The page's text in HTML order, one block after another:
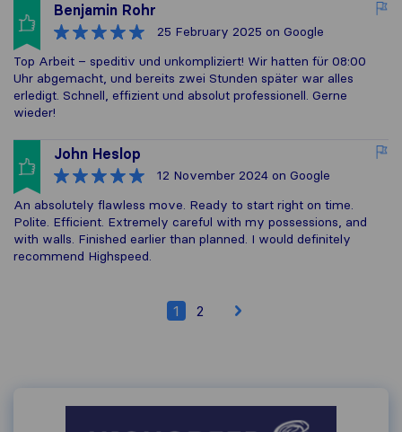
Benjamin Rohr
25 February 2025 on Google
Top Arbeit – speditiv und unkompliziert! Wir hatten für 08:00
Uhr abgemacht, und bereits zwei Stunden später war alles
erledigt. Schnell, effizient und absolut professionell. Gerne
wieder!
John Heslop
12 November 2024 on Google
An absolutely flawless move. Ready to start right on time.
Polite. Efficient. Extremely careful with my possessions, and
with walls. Finished earlier than planned. I would definitely
recommend Highspeed.
1 2